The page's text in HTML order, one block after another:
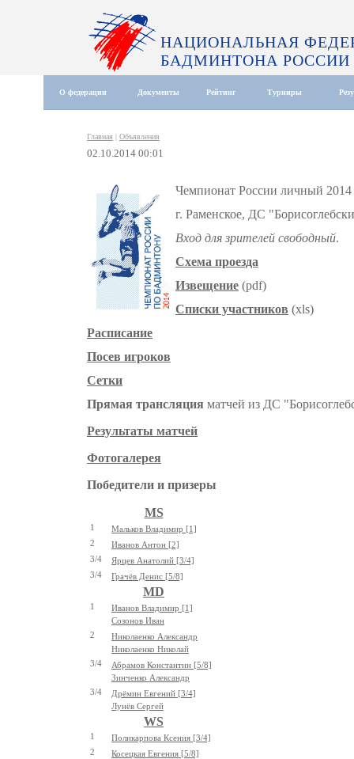
НАЦИОНАЛЬНАЯ
БАДМИНТОНА РОССИИ
О федерации Документы Рейтинг Турниры
Главная | Объявления
02.10.2014 00:01
Чемпионат России личный 2014
г. Раменское, ДС
Вход для зрителей свободный.
Схема проезда
Извещение (pdf)
Списки участников (xls)
Расписание
Посев игроков
Сетки
Прямая трансляция матчей из ДС
Результаты матчей
Фотогалерея
Победители и призеры
MS
1
Мальков Владимир [1]
2
Иванов Антон [2]
3/4
Ярцев Анатолий [3/4]
3/4
Грачёв Денис [5/8]
MD
1
Иванов Владимир [1]
Созонов Иван
2
Николаенко Александр
Николаенко Николай
3/4
Абрамов Константин [5/8]
Зинченко Александр
3/4
Дрёмин Евгений [3/4]
Лунёв Сергей
WS
1
Поликарпова Ксения [3/4]
2
Косецкая Евгения [5/8]